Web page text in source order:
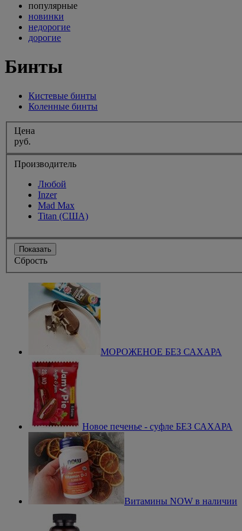
популярные
новинки
недорогие
дорогие
Бинты
Кистевые бинты
Коленные бинты
Цена
руб.
Производитель
Любой
Inzer
Mad Max
Titan (США)
Показать
Сбрость
МОРОЖЕНОЕ БЕЗ САХАРА
Новое печенье - суфле БЕЗ САХАРА
Витамины NOW в наличии